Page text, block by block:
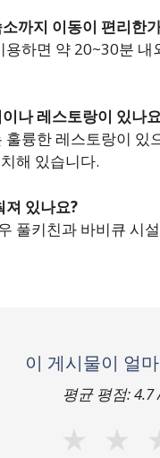
까지 이동이 편리한
용하면 약 20~30분
나 레스토랑이 있나
륭한 레스토랑이
해 있습니다.
져 있나요?
풀키친과 바비큐 시
이 게시물이 얼
평균 평점:4.7
★ ★